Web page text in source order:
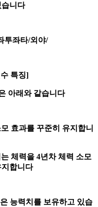
습니다
투좌타/외야/
특징]
아래와 같습니다
효과를 꾸준히 유지합니
체력을 4년차 체력 소모
합니다
능력치를 보유하고 있습